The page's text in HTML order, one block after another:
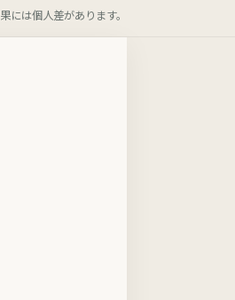
には個人差があります。